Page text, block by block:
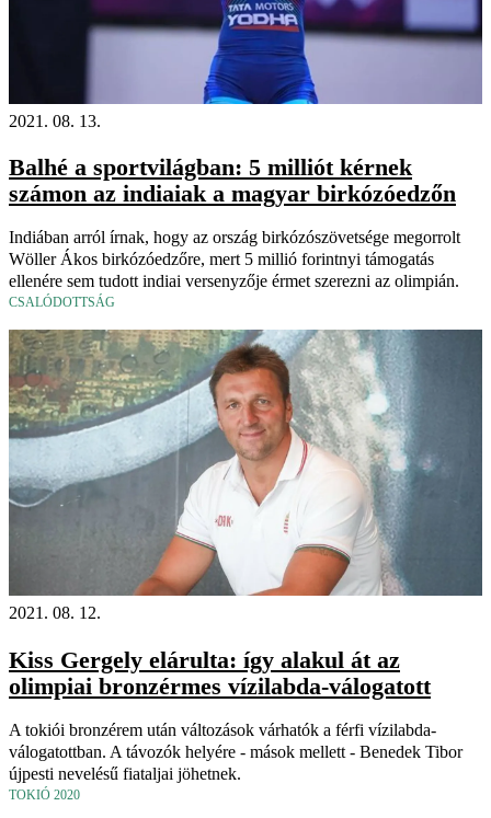
2021. 08. 13.
Balhé a sportvilágban: 5 milliót kérnek
számon az indiaiak a magyar birkózóedzőn
Indiában arról írnak, hogy az ország birkózószövetsége megorrolt
Wöller Ákos birkózóedzőre, mert 5 millió forintnyi támogatás
ellenére sem tudott indiai versenyzője érmet szerezni az olimpián.
CSALÓDOTTSÁG
2021. 08. 12.
Kiss Gergely elárulta: így alakul át az
olimpiai bronzérmes vízilabda-válogatott
A tokiói bronzérem után változások várhatók a férfi vízilabda-
válogatottban. A távozók helyére - mások mellett - Benedek Tibor
újpesti nevelésű fiataljai jöhetnek.
TOKIÓ 2020